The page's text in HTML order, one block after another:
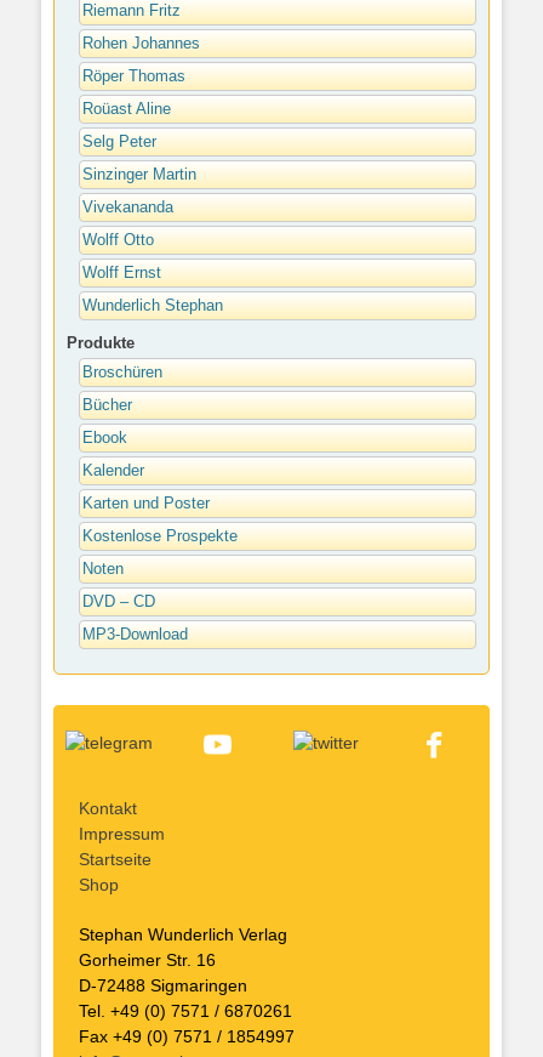
Riemann Fritz
Rohen Johannes
Röper Thomas
Roüast Aline
Selg Peter
Sinzinger Martin
Vivekananda
Wolff Otto
Wolff Ernst
Wunderlich Stephan
Produkte
Broschüren
Bücher
Ebook
Kalender
Karten und Poster
Kostenlose Prospekte
Noten
DVD – CD
MP3-Download
Kontakt
Impressum
Startseite
Shop
Stephan Wunderlich Verlag
Gorheimer Str. 16
D-72488 Sigmaringen
Tel. +49 (0) 7571 / 6870261
Fax +49 (0) 7571 / 1854997